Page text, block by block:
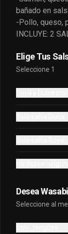
bañado en
-Pollo, queso,
INCLUYE: 2
Elige Tus
Seleccione 1
Desea
Seleccione al